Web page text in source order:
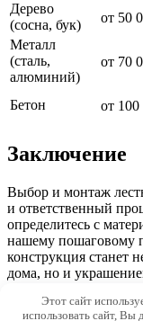
Дерево
(сосна, бук)
от 50
Металл
(сталь,
алюминий)
от 70
Бетон от
Заключение
Выбор и монтаж
и ответственный
определитесь с
нашему пошаговому
конструкция станет
дома, но и
© 2026 Qvilon.ru
Этот сайт
использовать сайт, Вы